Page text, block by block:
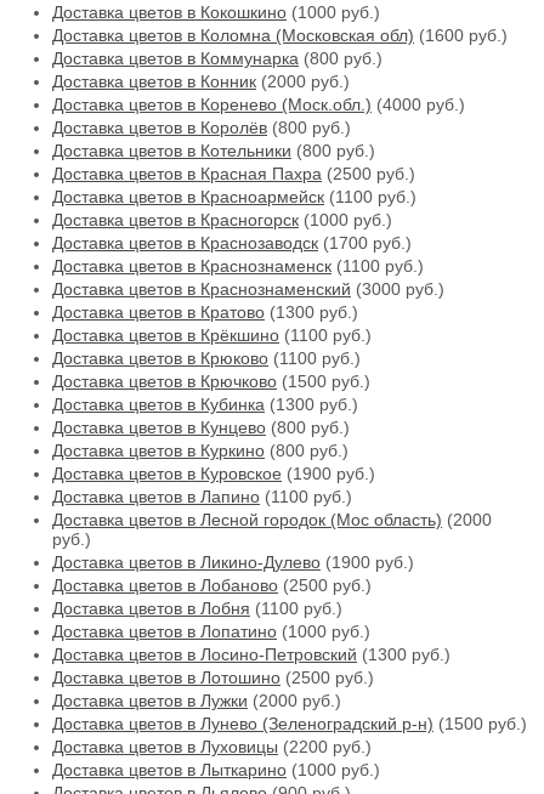
Доставка цветов в Кокошкино (1000 руб.)
Доставка цветов в Коломна (Московская обл) (1600 руб.)
Доставка цветов в Коммунарка (800 руб.)
Доставка цветов в Конник (2000 руб.)
Доставка цветов в Коренево (Моск.обл.) (4000 руб.)
Доставка цветов в Королёв (800 руб.)
Доставка цветов в Котельники (800 руб.)
Доставка цветов в Красная Пахра (2500 руб.)
Доставка цветов в Красноармейск (1100 руб.)
Доставка цветов в Красногорск (1000 руб.)
Доставка цветов в Краснозаводск (1700 руб.)
Доставка цветов в Краснознаменск (1100 руб.)
Доставка цветов в Краснознаменский (3000 руб.)
Доставка цветов в Кратово (1300 руб.)
Доставка цветов в Крёкшино (1100 руб.)
Доставка цветов в Крюково (1100 руб.)
Доставка цветов в Крючково (1500 руб.)
Доставка цветов в Кубинка (1300 руб.)
Доставка цветов в Кунцево (800 руб.)
Доставка цветов в Куркино (800 руб.)
Доставка цветов в Куровское (1900 руб.)
Доставка цветов в Лапино (1100 руб.)
Доставка цветов в Лесной городок (Мос область) (2000
руб.)
Доставка цветов в Ликино-Дулево (1900 руб.)
Доставка цветов в Лобаново (2500 руб.)
Доставка цветов в Лобня (1100 руб.)
Доставка цветов в Лопатино (1000 руб.)
Доставка цветов в Лосино-Петровский (1300 руб.)
Доставка цветов в Лотошино (2500 руб.)
Доставка цветов в Лужки (2000 руб.)
Доставка цветов в Лунево (Зеленоградский р-н) (1500 руб.)
Доставка цветов в Луховицы (2200 руб.)
Доставка цветов в Лыткарино (1000 руб.)